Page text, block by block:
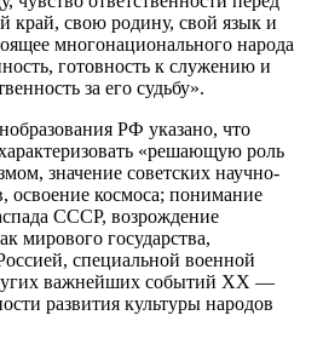
край, свою родину, свой язык и
многонационального народа
готовность к служению и
за его судьбу».
РФ указано, что
«решающую роль
значение советских научно-
освоение космоса; понимание
СССР, возрождение
мирового государства,
специальной военной
важнейших событий ХХ —
развития культуры народов